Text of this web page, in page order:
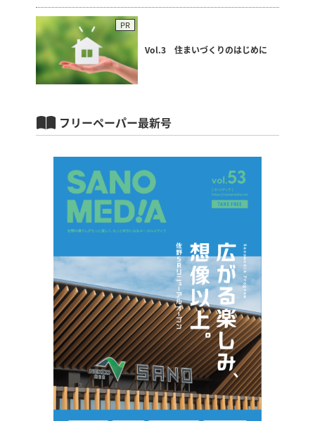
PR
Vol.3 住まいづくりのはじめに
フリーペーパー最新号